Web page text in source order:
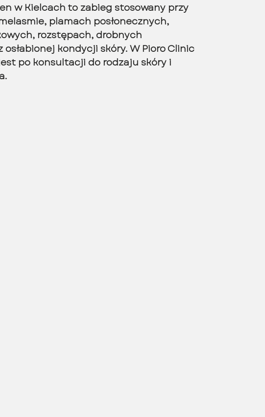
w Kielcach to zabieg stosowany przy
plamach posłonecznych,
rozstępach, drobnych
osłabionej kondycji skóry. W Pioro Clinic
po konsultacji do rodzaju skóry i